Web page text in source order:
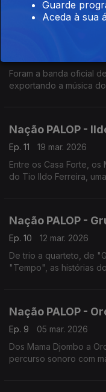
cultural da ilha do
Foram a banda oficial
exportando a música
Nação PALOP -
Ep. 11
19 mar. 2026
Entre os Casa Forte,
do Tio Ildo Ferreira,
Nação PALOP -
Ep. 10
12 mar. 2026
De trio a quarteto, de
"Tempo", as histórias
Nação PALOP -
Ep. 9
05 mar. 2026
Dos Mama Djombo a
percurso sonoro com
Guarde
Aceda à sua